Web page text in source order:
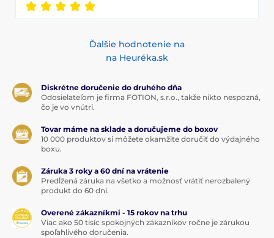
Ďalšie hodnotenie na
na Heuréka.sk
Diskrétne doručenie do druhého dňa
Odosielateľom je firma FOTION, s.r.o., takže nikto nespozná,
čo je vo vnútri.
Tovar máme na sklade a doručujeme do boxov
10 000 produktov si môžete okamžite doručiť do výdajného
boxu.
Záruka 3 roky a 60 dní na vrátenie
Predĺžená záruka na všetko a možnosť vrátiť nerozbalený
produkt do 60 dní.
Overené zákazníkmi - 15 rokov na trhu
Viac ako 50 tisíc spokojných zákazníkov ročne je zárukou
spoľahlivého doručenia.